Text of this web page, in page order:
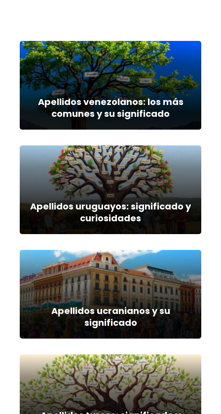
Apellidos venezolanos: los más
comunes y su significado
Apellidos uruguayos: significado y
curiosidades
Apellidos ucranianos y su
significado